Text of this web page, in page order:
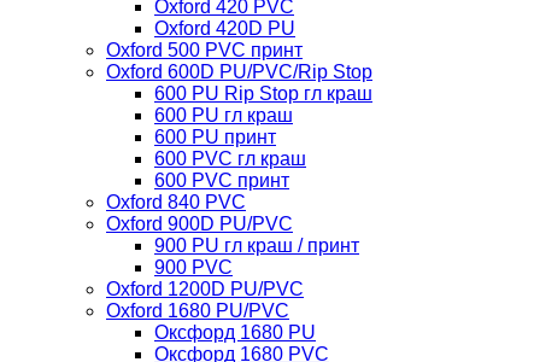
Oxford 420 PVC
Oxford 420D PU
Oxford 500 PVC принт
Oxford 600D PU/PVC/Rip Stop
600 PU Rip Stop гл краш
600 PU гл краш
600 PU принт
600 PVC гл краш
600 PVC принт
Oxford 840 PVC
Oxford 900D PU/PVC
900 PU гл краш / принт
900 PVC
Oxford 1200D PU/PVC
Oxford 1680 PU/PVC
Оксфорд 1680 PU
Оксфорд 1680 PVC